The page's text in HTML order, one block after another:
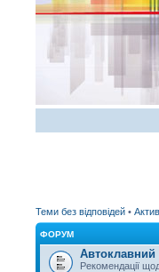
Теми без відповідей •
ФОРУМ
Автоклавний
Рекомендації